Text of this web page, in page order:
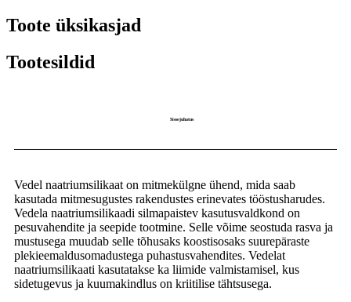
Toote üksikasjad
Tootesildid
Sissejuhatus
Vedel naatriumsilikaat on mitmekülgne ühend, mida saab
kasutada mitmesugustes rakendustes erinevates tööstusharudes.
Vedela naatriumsilikaadi silmapaistev kasutusvaldkond on
pesuvahendite ja seepide tootmine. Selle võime seostuda rasva ja
mustusega muudab selle tõhusaks koostisosaks suurepäraste
plekieemaldusomadustega puhastusvahendites. Vedelat
naatriumsilikaati kasutatakse ka liimide valmistamisel, kus
sidetugevus ja kuumakindlus on kriitilise tähtsusega.